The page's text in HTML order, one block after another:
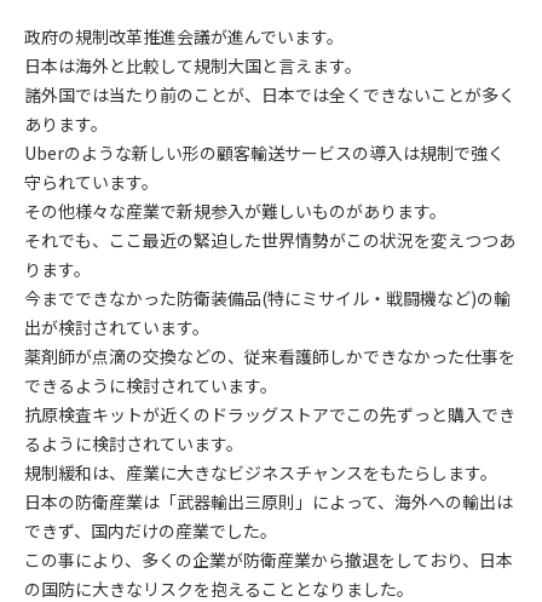
政府の規制改革推進会議が進んでいます。
日本は海外と比較して規制大国と言えます。
諸外国では当たり前のことが、日本では全くできないことが多く
あります。
Uberのような新しい形の顧客輸送サービスの導入は規制で強く
守られています。
その他様々な産業で新規参入が難しいものがあります。
それでも、ここ最近の緊迫した世界情勢がこの状況を変えつつあ
ります。
今までできなかった防衛装備品(特にミサイル・戦闘機など)の輸
出が検討されています。
薬剤師が点滴の交換などの、従来看護師しかできなかった仕事を
できるように検討されています。
抗原検査キットが近くのドラッグストアでこの先ずっと購入でき
るように検討されています。
規制緩和は、産業に大きなビジネスチャンスをもたらします。
日本の防衛産業は「武器輸出三原則」によって、海外への輸出は
できず、国内だけの産業でした。
この事により、多くの企業が防衛産業から撤退をしており、日本
の国防に大きなリスクを抱えることとなりました。